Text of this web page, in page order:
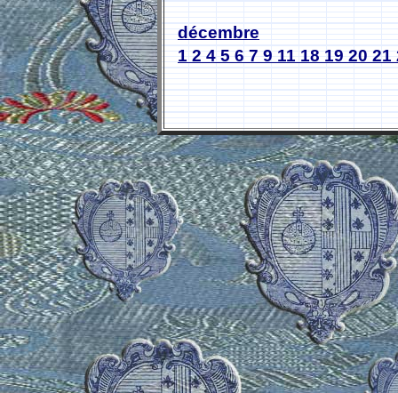
décembre
1 2 4 5 6 7 9 11 18 19 20 21